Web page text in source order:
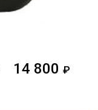
14 800 ₽